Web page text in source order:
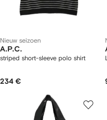
Nieuw seizoen
A.P.C.
striped short-sleeve polo shirt
234 €